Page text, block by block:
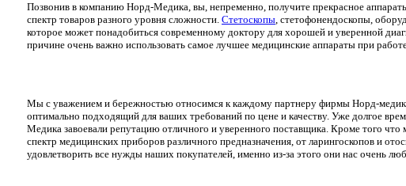
Позвонив в компанию Норд-Медика, вы, непременно, получите прекрасное
спектр товаров разного уровня сложности. Стетоскопы, стетофонендоскопы,
которое может понадобиться современному доктору для хорошей и уверенной
причине очень важно использовать самое лучшее медицинские аппараты при
Мы с уважением и бережностью относимся к каждому партнеру фирмы Норд-
оптимально подходящий для ваших требований по цене и качеству. Уже долгое
Медика завоевали репутацию отличного и уверенного поставщика. Кроме того что
спектр медицинских приборов различного предназначения, от ларингоскопов и
удовлетворить все нужды наших покупателей, именно из-за этого они нас очень